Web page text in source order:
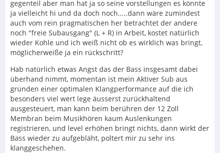
gegenteil aber man hat ja so seine vorstellungen es könnte
ja vielleicht hi und da doch noch.....dann wäre zumindest
auch vom rein pragmatischen her betrachtet der andere
noch "freie Subausgang" (L + R) in Arbeit, kostet natürlich
wieder Kohle und ich weiß nicht ob es wirklich was bringt,
möglicherweiße ja ein rückschritt?
Hab natürlich etwas Angst das der Bass insgesamt dabei
überhand nimmt, momentan ist mein Aktiver Sub aus
gründen einer optimalen Klangperformance auf die ich
besonders viel wert lege äusserst zurückhaltend
ausgesteuert, man kann beim berühren der 12 Zoll
Membran beim Musikhören kaum Auslenkungen
registrieren, und level erhöhen bringt nichts, dann wirkt der
Bass wieder zu aufgebläht, poltert mir zu sehr ins
klanggeschehen.